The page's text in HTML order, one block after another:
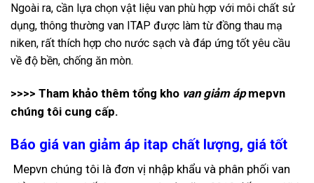
Ngoài ra, cần lựa chọn vật liệu van phù hợp với môi chất sử
dụng, thông thường van ITAP được làm từ đồng thau mạ
niken, rất thích hợp cho nước sạch và đáp ứng tốt yêu cầu
về độ bền, chống ăn mòn.
>>>> Tham khảo thêm tổng kho van giảm ápmepvn
chúng tôi cung cấp.
Báo giá van giảm áp itap chất lượng, giá tốt
Mepvn chúng tôi là đơn vị nhập khẩu và phân phối van